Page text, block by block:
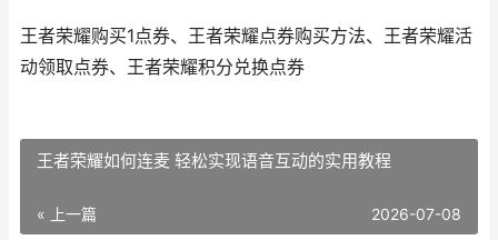
王者荣耀购买1点券、王者荣耀点券购买方法、王者荣耀活
动领取点券、王者荣耀积分兑换点券
王者荣耀如何连麦 轻松实现语音互动的实用教程
« 上一篇 2026-07-08